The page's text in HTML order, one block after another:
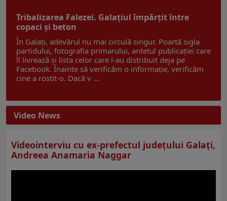
Tribalizarea Falezei. Galațiul împărțit între
copaci și beton
În Galați, adevărul nu mai circulă singur. Poartă sigla
partidului, fotografia primarului, antetul publicației care
îl livrează și lista celor care l-au distribuit deja pe
Facebook. Înainte să verificăm o informație, verificăm
cine a rostit-o. Dacă v ...
Video News
Videointerviu cu ex-prefectul judeţului Galaţi,
Andreea Anamaria Naggar